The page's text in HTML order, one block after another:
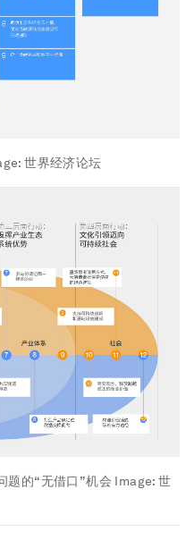
世界经济论坛
题的“无借口”机会 Image:世